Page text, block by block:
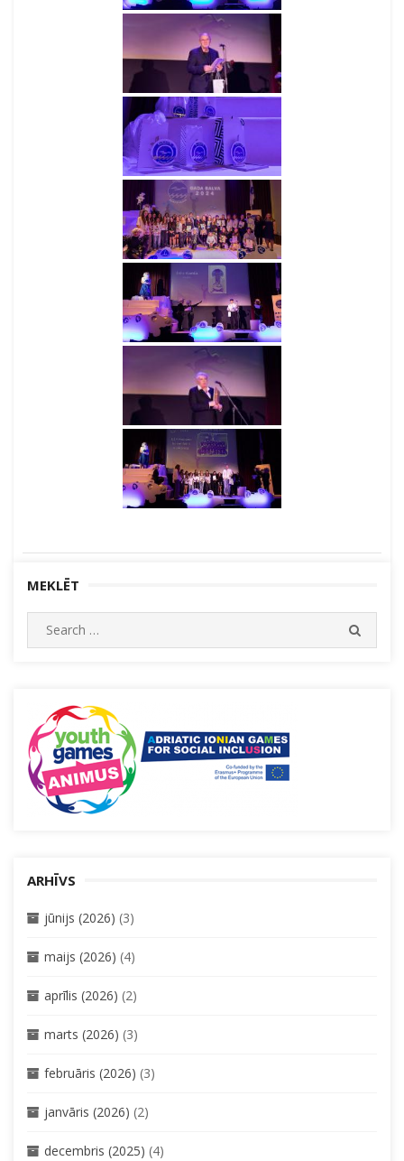
MEKLĒT
Search
for:
ARHĪVS
jūnijs (2026) (3)
maijs (2026) (4)
aprīlis (2026) (2)
marts (2026) (3)
februāris (2026) (3)
janvāris (2026) (2)
decembris (2025) (4)